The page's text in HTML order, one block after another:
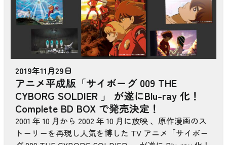
2019年11月29日
アニメ平成版「サイボーグ 009 THE
CYBORG SOLDIER 」 が遂にBlu-ray 化！
Complete BD BOX で発売決定！
2001 年 10 月から 2002 年 10 月に放映 、原作漫画のス
トーリーを再現し人気を博した TV アニメ「サイボー